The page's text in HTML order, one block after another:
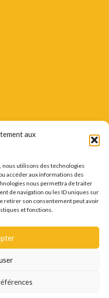
aux
utilisons des technologies
accéder aux informations des
nous permettra de traiter
de navigation ou les ID uniques sur
retirer son consentement peut avoir
et fonctions.
CONSOMMER AVEC MODÉRATION.